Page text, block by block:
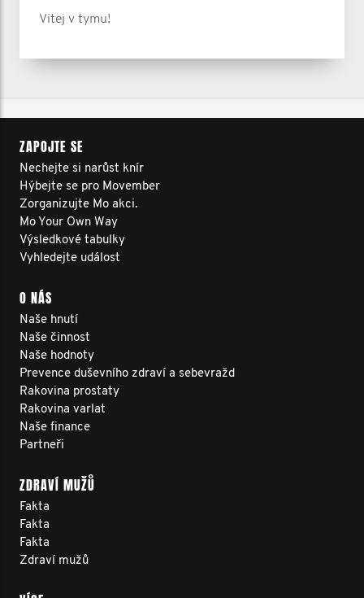
Vitej v tymu!
ZAPOJTE SE
Nechejte si narůst knír
Hýbejte se pro Movember
Zorganizujte Mo akci.
Mo Your Own Way
Výsledkové tabulky
Vyhledejte událost
O NÁS
Naše hnutí
Naše činnost
Naše hodnoty
Prevence duševního zdraví a sebevražd
Rakovina prostaty
Rakovina varlat
Naše finance
Partneři
ZDRAVÍ MUŽŮ
Fakta
Fakta
Fakta
Zdraví mužů